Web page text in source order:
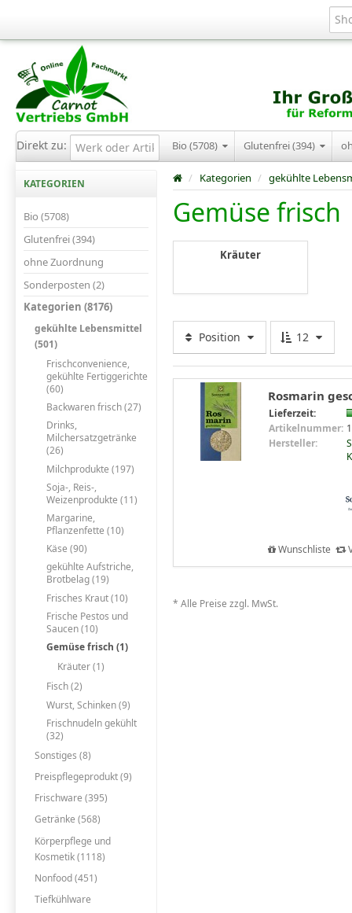
Direkt zu: Bio (5708) Glutenfrei (394)
KATEGORIEN
Bio (5708)
Glutenfrei (394)
ohne Zuordnung
Sonderposten (2)
Kategorien (8176)
gekühlte Lebensmittel
(501)
Frischconvenience,
gekühlte Fertiggerichte
(60)
Backwaren frisch (27)
Drinks,
Milchersatzgetränke
(26)
Milchprodukte (197)
Soja-, Reis-,
Weizenprodukte (11)
Margarine,
Pflanzenfette (10)
Käse (90)
gekühlte Aufstriche,
Brotbelag (19)
Frisches Kraut (10)
Frische Pestos und
Saucen (10)
Gemüse frisch (1)
Kräuter (1)
Fisch (2)
Wurst, Schinken (9)
Frischnudeln gekühlt
(32)
Sonstiges (8)
Preispflegeprodukt (9)
Frischware (395)
Getränke (568)
Körperpflege und
Kosmetik (1118)
Nonfood (451)
Tiefkühlware
/ Kategorien / gekühlte
Gemüse frisch
Kräuter
Position 12
Rosmarin
Lieferzeit:
Artikelnummer:
Hersteller:
Wunschliste
* Alle Preise zzgl. MwSt.